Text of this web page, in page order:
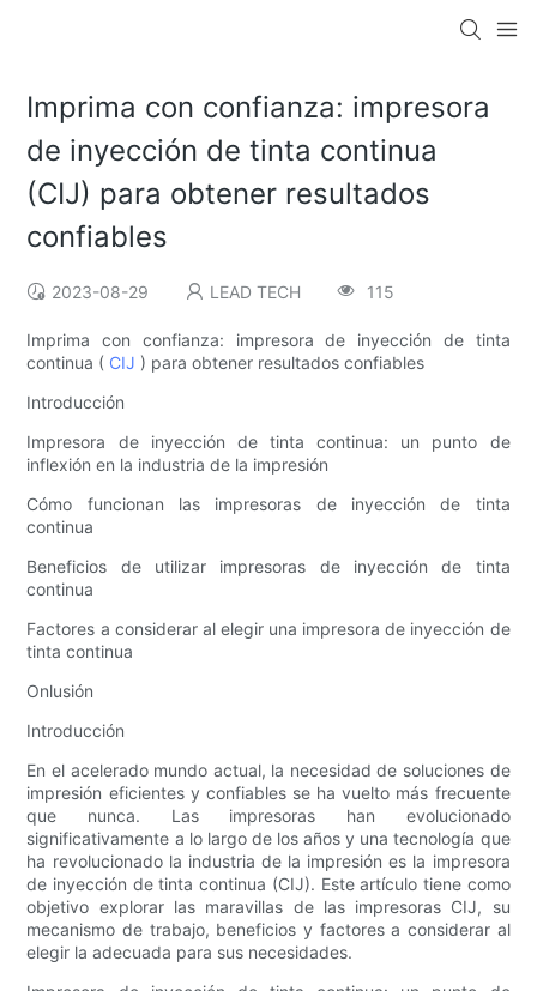
Imprima con confianza: impresora
de inyección de tinta continua
(CIJ) para obtener resultados
confiables
2023-08-29 LEAD TECH 115
Imprima con confianza: impresora de inyección de tinta
continua ( CIJ ) para obtener resultados confiables
Introducción
Impresora de inyección de tinta continua: un punto de
inflexión en la industria de la impresión
Cómo funcionan las impresoras de inyección de tinta
continua
Beneficios de utilizar impresoras de inyección de tinta
continua
Factores a considerar al elegir una impresora de inyección de
tinta continua
Onlusión
Introducción
En el acelerado mundo actual, la necesidad de soluciones de
impresión eficientes y confiables se ha vuelto más frecuente
que nunca. Las impresoras han evolucionado
significativamente a lo largo de los años y una tecnología que
ha revolucionado la industria de la impresión es la impresora
de inyección de tinta continua (CIJ). Este artículo tiene como
objetivo explorar las maravillas de las impresoras CIJ, su
mecanismo de trabajo, beneficios y factores a considerar al
elegir la adecuada para sus necesidades.